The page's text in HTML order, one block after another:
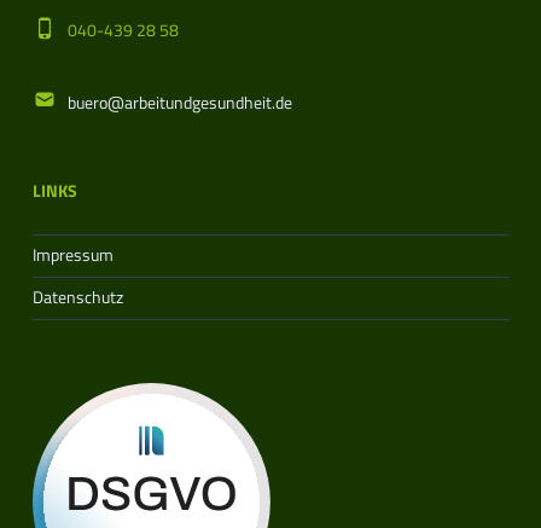
Phone number:
040-439 28 58
Email address:
buero@arbeitundgesundheit.de
LINKS
Impressum
Datenschutz